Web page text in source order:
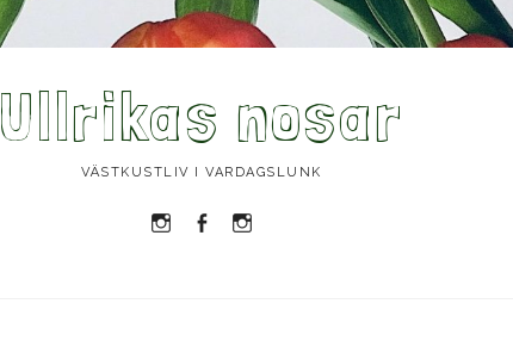
Ullrikas nosar
VÄSTKUSTLIV I VARDAGSLUNK
Instagram
Facebook